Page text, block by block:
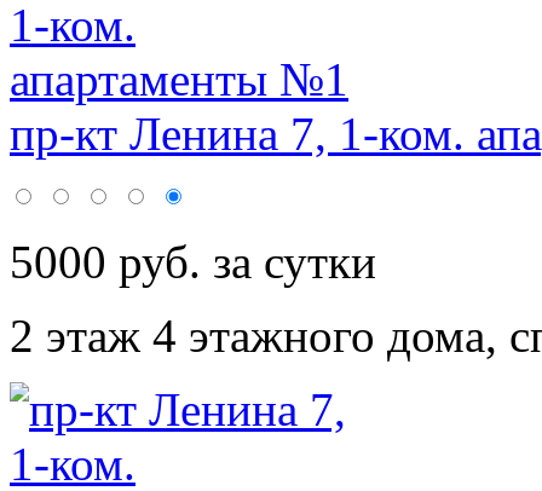
пр-кт Ленина 7, 1-ком.
5000 руб. за сутки
2 этаж 4 этажного дома,